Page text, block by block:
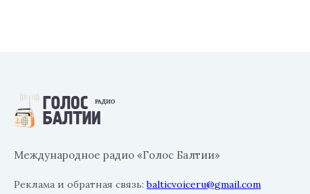
Международное радио «Голос Балтии»
Реклама и обратная связь:balticvoiceru@gmail.com